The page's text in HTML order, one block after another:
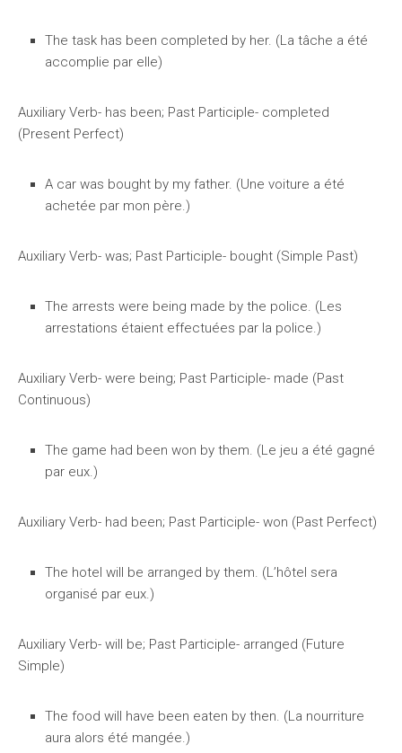
The task has been completed by her. (La tâche a été
accomplie par elle)
Auxiliary Verb- has been; Past Participle- completed
(Present Perfect)
A car was bought by my father. (Une voiture a été
achetée par mon père.)
Auxiliary Verb- was; Past Participle- bought (Simple Past)
The arrests were being made by the police. (Les
arrestations étaient effectuées par la police.)
Auxiliary Verb- were being; Past Participle- made (Past
Continuous)
The game had been won by them. (Le jeu a été gagné
par eux.)
Auxiliary Verb- had been; Past Participle- won (Past Perfect)
The hotel will be arranged by them. (L’hôtel sera
organisé par eux.)
Auxiliary Verb- will be; Past Participle- arranged (Future
Simple)
The food will have been eaten by then. (La nourriture
aura alors été mangée.)